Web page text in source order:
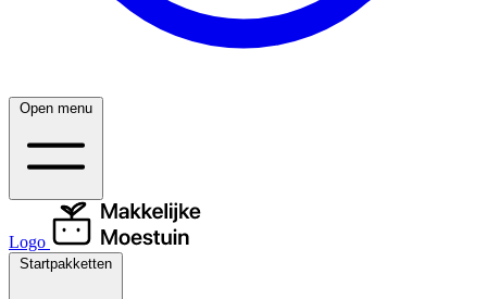
Open menu
Logo
Startpakketten